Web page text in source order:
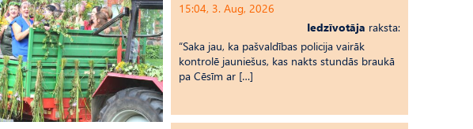
15:04, 3. Aug, 2026
Iedzīvotāja raksta:
“Saka jau, ka pašvaldības policija vairāk
kontrolē jauniešus, kas nakts stundās braukā
pa Cēsīm ar […]